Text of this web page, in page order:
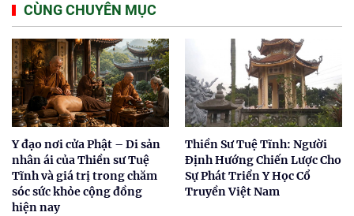
CÙNG CHUYÊN MỤC
Y đạo nơi cửa Phật – Di sản
nhân ái của Thiền sư Tuệ
Tĩnh và giá trị trong chăm
sóc sức khỏe cộng đồng
hiện nay
Thiền Sư Tuệ Tĩnh: Người
Định Hướng Chiến Lược Cho
Sự Phát Triển Y Học Cổ
Truyền Việt Nam